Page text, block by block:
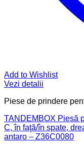
Add to Wishlist
Vezi detalii
Piese de prindere
TANDEMBOX Piesă
C, în faţă/în spate,
antaro – Z36C0080